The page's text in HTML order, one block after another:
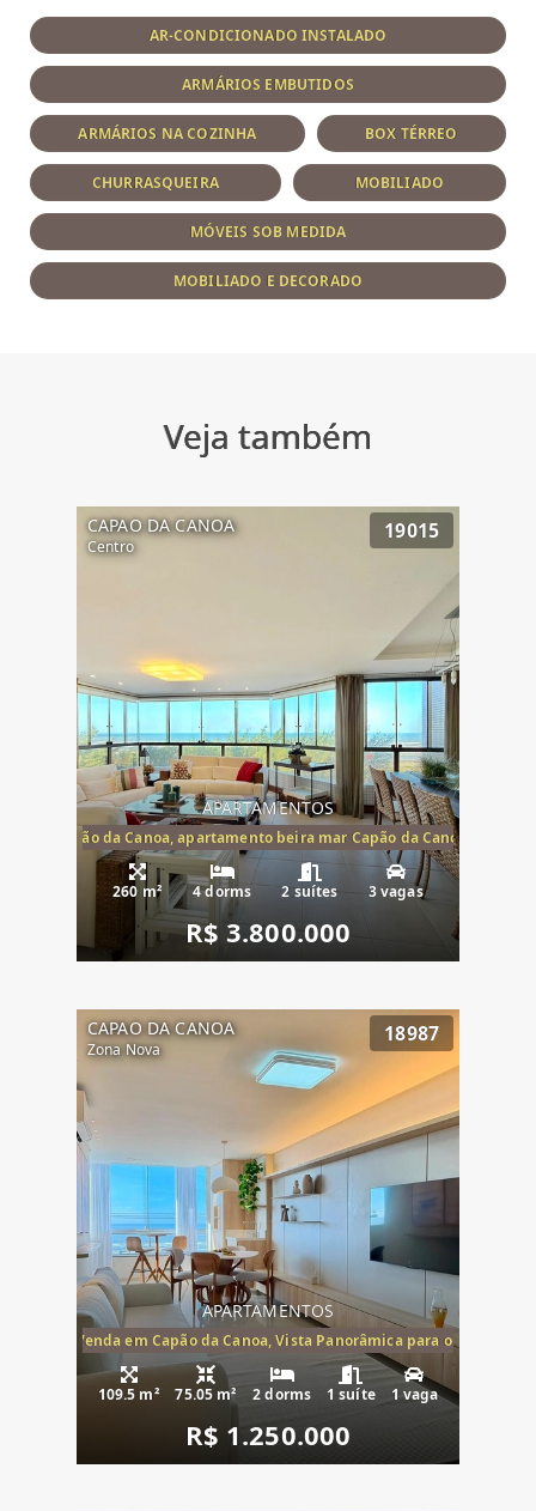
AR-CONDICIONADO INSTALADO
ARMÁRIOS EMBUTIDOS
ARMÁRIOS NA COZINHA BOX TÉRREO
CHURRASQUEIRA MOBILIADO
MÓVEIS SOB MEDIDA
MOBILIADO E DECORADO
Veja também
CAPAO DA CANOA
Centro
19015
APARTAMENTOS
mar Capão da Canoa, apartamento beira mar Capão da Canoa,
260 m² 4 dorms 2 suítes 3 vagas
R$ 3.800.000
CAPAO DA CANOA
Zona Nova
18987
APARTAMENTOS
Mar à Venda em Capão da Canoa, Vista Panorâmica para o Mar, 2
109.5 m² 75.05 m² 2 dorms 1 suíte 1 vaga
R$ 1.250.000